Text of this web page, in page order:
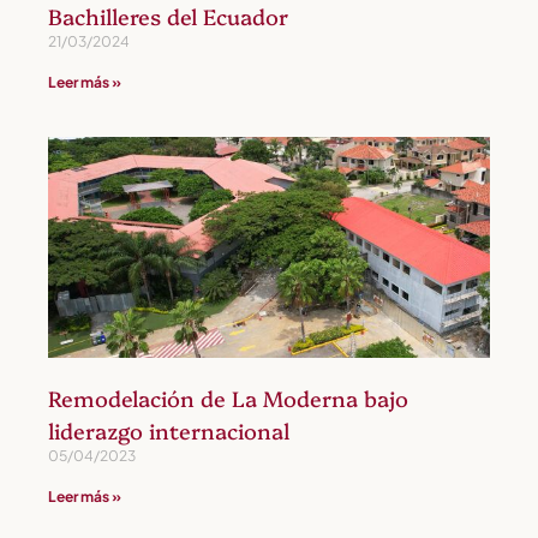
Bachilleres del Ecuador
21/03/2024
Leer más »
Remodelación de La Moderna bajo
liderazgo internacional
05/04/2023
Leer más »